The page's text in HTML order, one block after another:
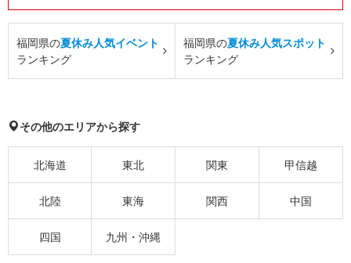
福岡県の夏休み人気イベント
ランキング
福岡県の夏休み人気スポット
ランキング
その他のエリアから探す
北海道 東北 関東 甲信越
北陸 東海 関西 中国
四国 九州・沖縄